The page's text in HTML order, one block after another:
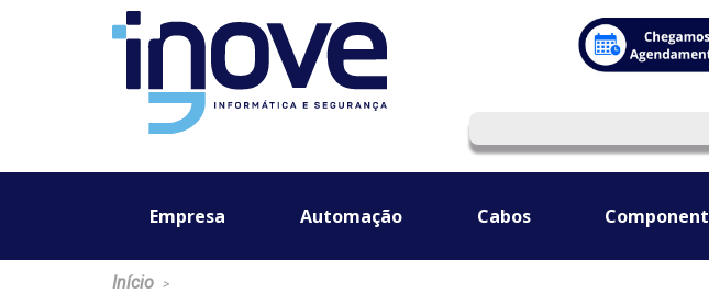
Empresa Automação Cabos
Início >